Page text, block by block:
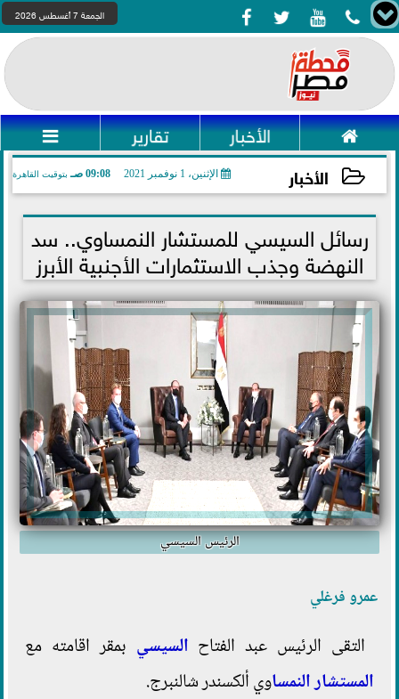
    الجمعة 7 أغسطس 2026
 الأخبار تقارير 
الأخبار الإثنين، 1 نوفمبر 2021 09:08 صـ بتوقيت القاهرة
2021-11-01 09:08:10
رسائل السيسي للمستشار النمساوي.. سد
النهضة وجذب الاستثمارات الأجنبية الأبرز
الرئيس السيسي
عمرو فرغلي
التقى الرئيس عبد الفتاح السيسي بمقر اقامته مع
المستشارالنمساوي ألكسندر شالنبرج.